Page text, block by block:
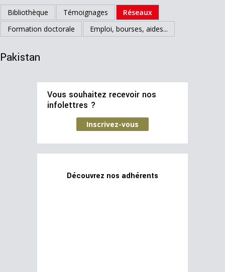
Bibliothèque Témoignages
Réseaux
Formation doctorale
Emploi, bourses, aides...
Pakistan
Vous souhaitez recevoir nos
infolettres ?
Inscrivez-vous
Découvrez nos adhérents